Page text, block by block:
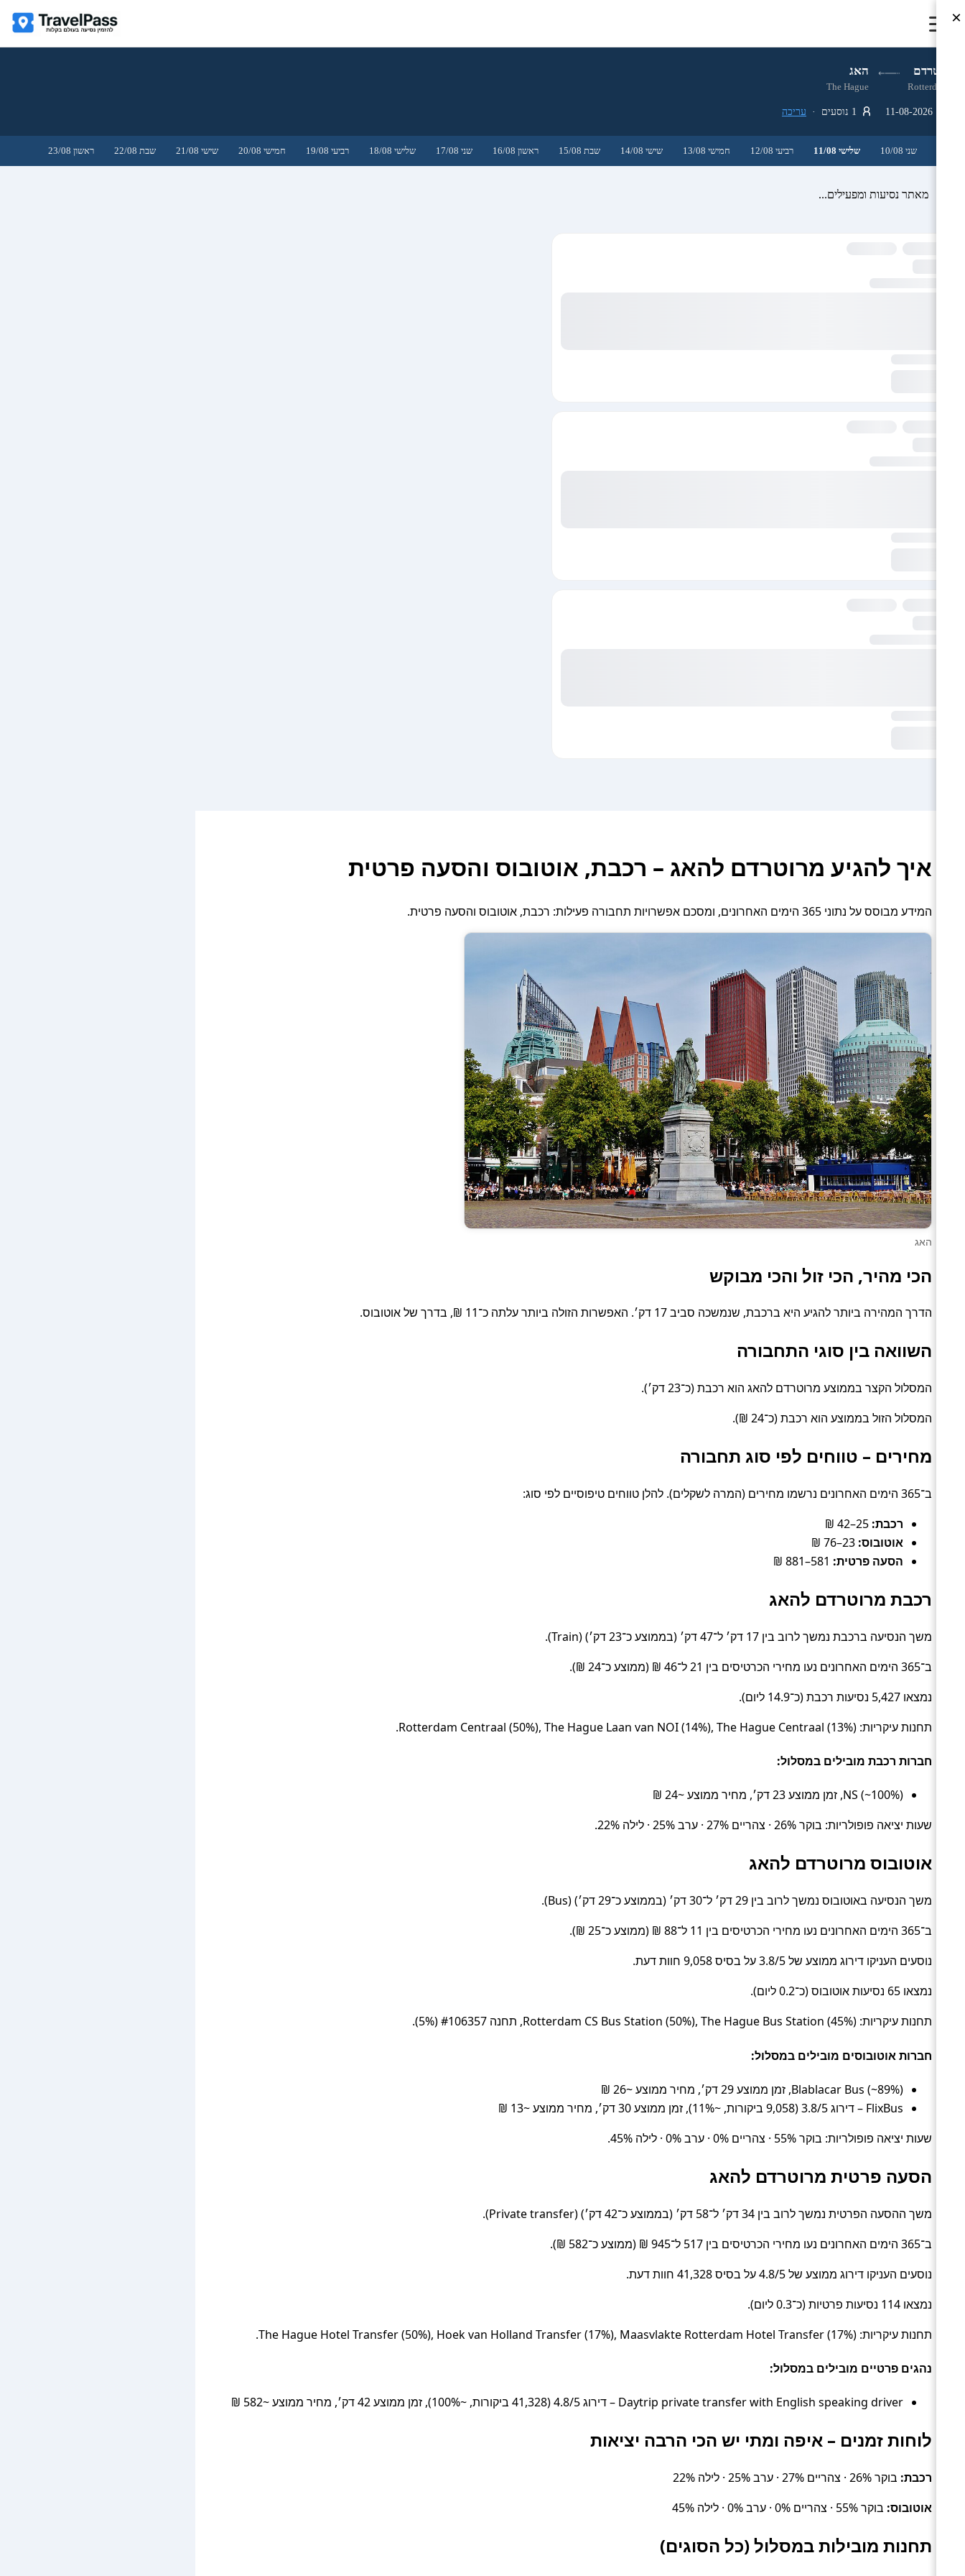
רוטרדם האג
Rotterdam
The Hague
עריכה
שני 10/08 שלישי 11/08 רביעי 12/08 חמישי 13/08 שישי 14/08 שבת 15/08 ראשון 16/08 שני 17/08 שלישי 18/08 רביעי 19/08 חמישי 20/08 שישי 21/08 שבת 22/08 ראשון 23/08
מאתר נסיעות ומפעילים...
איך להגיע מרוטרדם להאג – רכבת, אוטובוס והסעה פרטית
המידע מבוסס על נתוני 365 הימים האחרונים, ומסכם אפשרויות תחבורה פעילות: רכבת, אוטובוס והסעה פרטית.
האג
הכי מהיר, הכי זול והכי מבוקש
הדרך המהירה ביותר להגיע היא ברכבת, שנמשכה סביב 17 דק׳. האפשרות הזולה ביותר עלתה כ־11 ₪, בדרך של אוטובוס.
השוואה בין סוגי התחבורה
המסלול הקצר בממוצע מרוטרדם להאג הוא רכבת (כ־23 דק׳).
המסלול הזול בממוצע הוא רכבת (כ־24 ₪).
מחירים – טווחים לפי סוג תחבורה
ב־365 הימים האחרונים נרשמו מחירים (המרה לשקלים). להלן טווחים טיפוסיים לפי סוג:
רכבת:
אוטובוס:
הסעה פרטית:
רכבת מרוטרדם להאג
משך הנסיעה ברכבת נמשך לרוב בין 17 דק׳ ל־47 דק׳ (בממוצע כ־23 דק׳) (Train).
ב־365 הימים האחרונים נעו מחירי הכרטיסים בין 21 ל־46 ₪ (ממוצע כ־24 ₪).
נמצאו 5,427 נסיעות רכבת (כ־14.9 ליום).
תחנות עיקריות: Rotterdam Centraal (50%), The Hague Laan van NOI (14%), The Hague Centraal (13%).
חברות רכבת מובילים במסלול:
NS (~100%), זמן ממוצע 23 דק׳, מחיר ממוצע ~24 ₪
שעות יציאה פופולריות: בוקר 26% · צהריים 27% · ערב 25% · לילה 22%.
אוטובוס מרוטרדם להאג
משך הנסיעה באוטובוס נמשך לרוב בין 29 דק׳ ל־30 דק׳ (בממוצע כ־29 דק׳) (Bus).
ב־365 הימים האחרונים נעו מחירי הכרטיסים בין 11 ל־88 ₪ (ממוצע כ־25 ₪).
נוסעים העניקו דירוג ממוצע של 3.8/5 על בסיס 9,058 חוות דעת.
נמצאו 65 נסיעות אוטובוס (כ־0.2 ליום).
תחנות עיקריות: Rotterdam CS Bus Station (50%), The Hague Bus Station (45%), תחנה #106357 (5%).
חברות אוטובוסים מובילים במסלול:
Blablacar Bus (~89%), זמן ממוצע 29 דק׳, מחיר ממוצע ~26 ₪
FlixBus – דירוג 3.8/5 (9,058 ביקורות, ~11%), זמן ממוצע 30 דק׳, מחיר ממוצע ~13 ₪
שעות יציאה פופולריות: בוקר 55% · צהריים 0% · ערב 0% · לילה 45%.
הסעה פרטית מרוטרדם להאג
משך ההסעה הפרטית נמשך לרוב בין 34 דק׳ ל־58 דק׳ (בממוצע כ־42 דק׳) (Private transfer).
ב־365 הימים האחרונים נעו מחירי הכרטיסים בין 517 ל־945 ₪ (ממוצע כ־582 ₪).
נוסעים העניקו דירוג ממוצע של 4.8/5 על בסיס 41,328 חוות דעת.
נמצאו 114 נסיעות פרטיות (כ־0.3 ליום).
תחנות עיקריות: The Hague Hotel Transfer (50%), Hoek van Holland Transfer (17%), Maasvlakte Rotterdam Hotel Transfer (17%).
נהגים פרטיים מובילים במסלול:
Daytrip private transfer with English speaking driver – דירוג 4.8/5 (41,328 ביקורות, ~100%), זמן ממוצע 42 דק׳, מחיר ממוצע ~582 ₪
לוחות זמנים – איפה ומתי יש הכי הרבה יציאות
רכבת: בוקר 26% · צהריים 27% · ערב 25% · לילה 22%
אוטובוס: בוקר 55% · צהריים 0% · ערב 0% · לילה 45%
תחנות מובילות במסלול (כל הסוגים)
×